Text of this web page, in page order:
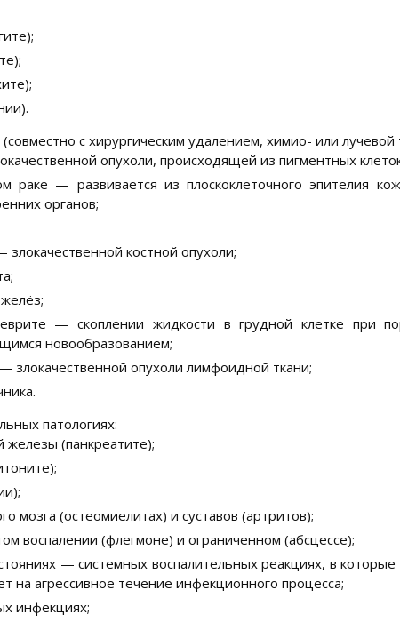
(совместно с хирургическим удалением, химио- или лучевой
опухоли, происходящей из пигментных
раке — развивается из плоскоклеточного эпителия
органов;
злокачественной костной опухоли;
— скоплении жидкости в грудной клетке при
новообразованием;
злокачественной опухоли лимфоидной ткани;
патологиях:
(панкреатите);
мозга (остеомиелитах) и суставов (артритов);
воспалении (флегмоне) и ограниченном (абсцессе);
— системных воспалительных реакциях, в которые
на агрессивное течение инфекционного процесса;
инфекциях;